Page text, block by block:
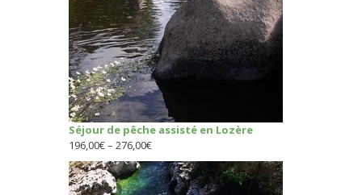
Séjour de pêche assisté en Lozère
196,00€– 276,00€